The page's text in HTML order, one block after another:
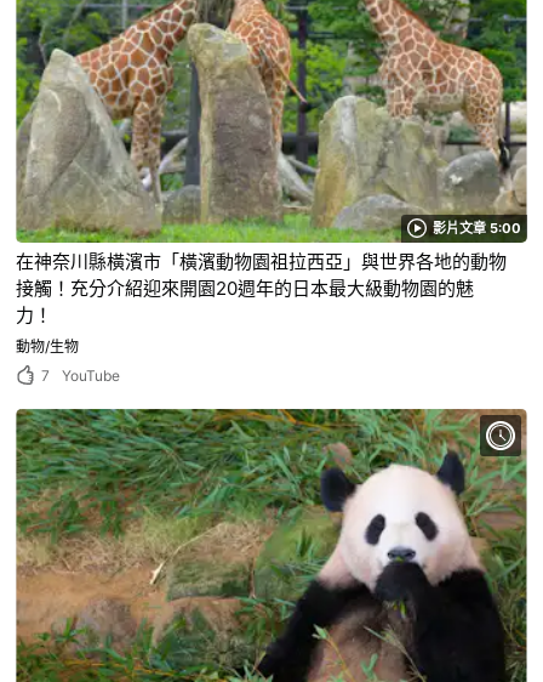
影片文章 5:00
在神奈川縣橫濱市「橫濱動物園祖拉西亞」與世界各地的動物
接觸！充分介紹迎來開園20週年的日本最大級動物園的魅
力！
動物/生物
7
YouTube